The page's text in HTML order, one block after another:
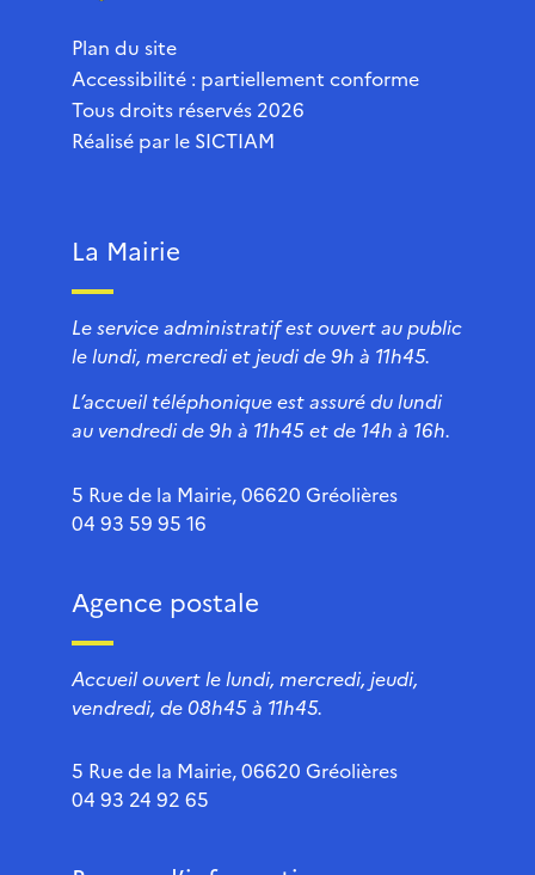
Plan du site
Accessibilité : partiellement conforme
Tous droits réservés 2026
Réalisé par le SICTIAM
La Mairie
Le service administratif est ouvert au public
le lundi, mercredi et jeudi de 9h à 11h45.
L’accueil téléphonique est assuré du lundi
au vendredi de 9h à 11h45 et de 14h à 16h.
5 Rue de la Mairie, 06620 Gréolières
04 93 59 95 16
Agence postale
Accueil ouvert le lundi, mercredi, jeudi,
vendredi, de 08h45 à 11h45.
5 Rue de la Mairie, 06620 Gréolières
04 93 24 92 65